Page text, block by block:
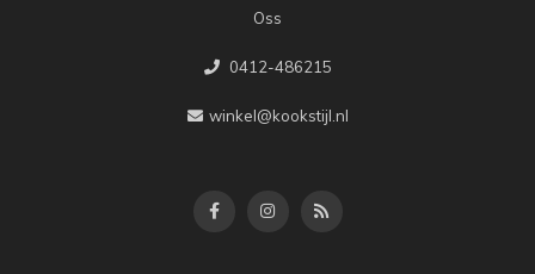
Oss
0412-486215
winkel@kookstijl.nl